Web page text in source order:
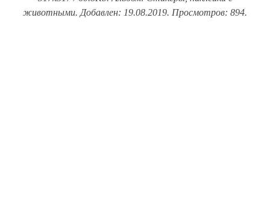
животными. Добавлен: 19.08.2019. Просмотров: 894.